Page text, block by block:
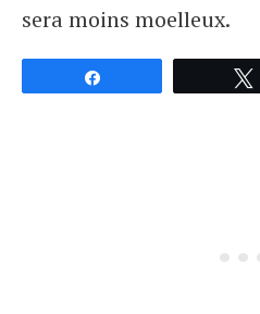
sera moins moelleux.